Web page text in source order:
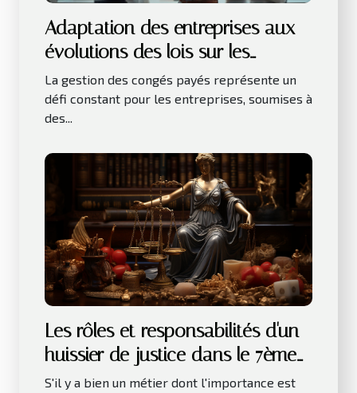
Adaptation des entreprises aux
évolutions des lois sur les
congés payés
La gestion des congés payés représente un
défi constant pour les entreprises, soumises à
des...
Les rôles et responsabilités d'un
huissier de justice dans le 7ème
arrondissement de Paris
S'il y a bien un métier dont l'importance est